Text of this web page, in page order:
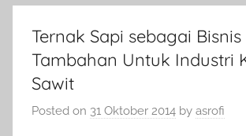
Ternak Sapi sebagai Bisnis
Tambahan Untuk Industri
Sawit
Posted on 31 Oktober 2014 by asrofi